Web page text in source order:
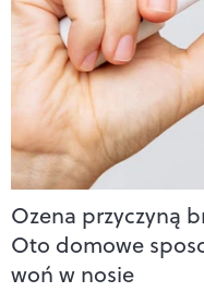
Ozena przyczyną
Oto domowe
woń w nosie